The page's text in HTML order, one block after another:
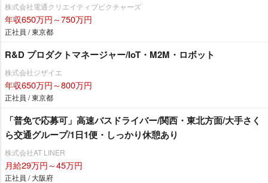
株式会社電通クリエイティブピクチャーズ
年収650万円～750万円
正社員 / 東京都
R&D プロダクトマネージャー/IoT・M2M・ロボット
株式会社ジザイエ
年収650万円～800万円
正社員 / 東京都
「普免で応募可」高速バスドライバー/関西・東北方面/大手さく
ら交通グループ/1日1便・しっかり休憩あり
株式会社AT LINER
月給29万円～45万円
正社員 / 大阪府